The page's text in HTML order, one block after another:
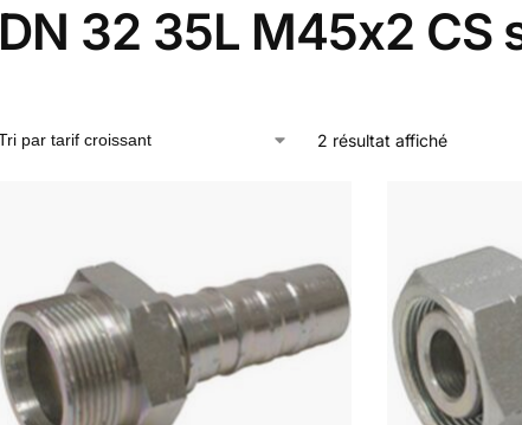
DN 32 35L M45x2 CS
2 résultat affiché